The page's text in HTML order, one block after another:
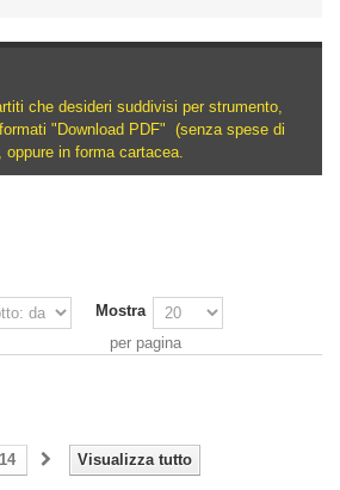
che desideri suddivisi per strumento,
"Download PDF" (senza spese di
in forma cartacea.
Mostra
per pagina
Visualizza tutto
14